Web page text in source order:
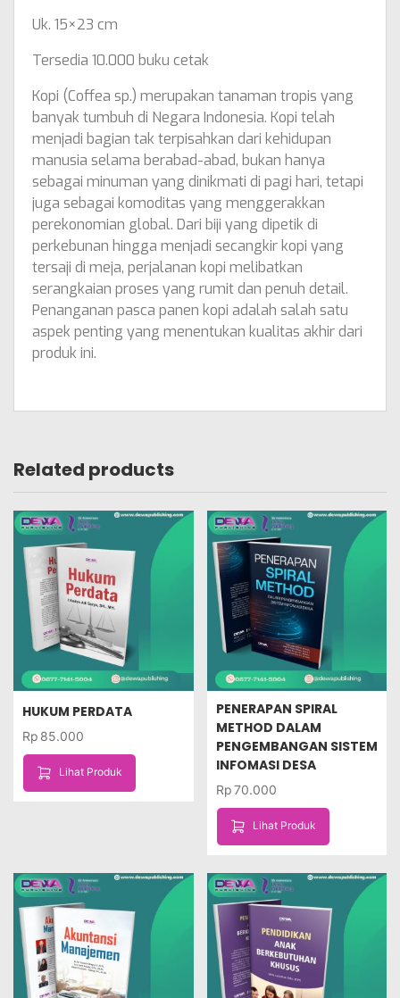
Uk. 15×23 cm
Tersedia 10.000 buku cetak
Kopi (Coffea sp.) merupakan tanaman tropis yang
banyak tumbuh di Negara Indonesia. Kopi telah
menjadi bagian tak terpisahkan dari kehidupan
manusia selama berabad-abad, bukan hanya
sebagai minuman yang dinikmati di pagi hari, tetapi
juga sebagai komoditas yang menggerakkan
perekonomian global. Dari biji yang dipetik di
perkebunan hingga menjadi secangkir kopi yang
tersaji di meja, perjalanan kopi melibatkan
serangkaian proses yang rumit dan penuh detail.
Penanganan pasca panen kopi adalah salah satu
aspek penting yang menentukan kualitas akhir dari
produk ini.
Related products
HUKUM PERDATA
Rp 85.000
Lihat Produk
PENERAPAN SPIRAL
METHOD DALAM
PENGEMBANGAN SISTEM
INFOMASI DESA
Rp70.000
Lihat Produk